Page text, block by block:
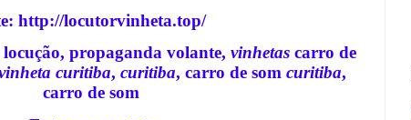
: http://locutorvinheta.top/
locução, propaganda volante, vinhetas carro de
curitiba, curitiba, carro de som curitiba,
carro de som